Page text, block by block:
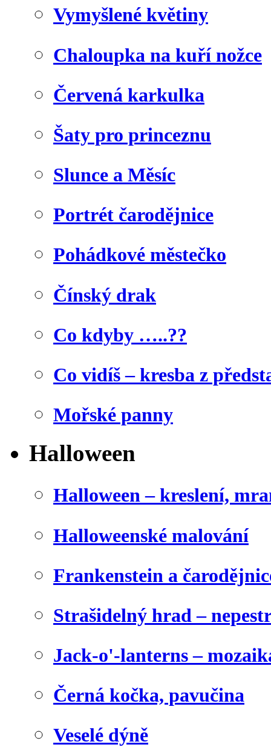
Vymyšlené květiny
Chaloupka na kuří nožce
Červená karkulka
Šaty pro princeznu
Slunce a Měsíc
Portrét čarodějnice
Pohádkové městečko
Čínský drak
Co kdyby …..??
Co vidíš – kresba z
Mořské panny
Halloween
Halloween – kreslení,
Halloweenské malování
Frankenstein a
Strašidelný hrad –
Jack-o'-lanterns –
Černá kočka, pavučina
Veselé dýně